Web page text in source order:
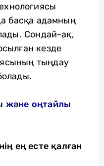
басқа адамның
Сондай-ақ,
кезде
тыңдау
және оңтайлы
ең есте қалған